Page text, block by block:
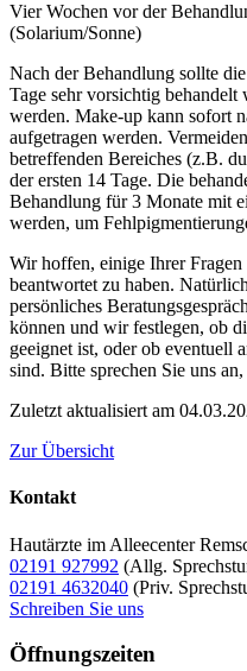
Vier Wochen vor der
(Solarium/Sonne)
Nach der Behandlung sollte
Tage sehr vorsichtig behandelt
werden. Make-up kann sofort
aufgetragen werden.
betreffenden Bereiches (z.B.
der ersten 14 Tage. Die
Behandlung für 3 Monate mit
werden, um
Wir hoffen, einige Ihrer
beantwortet zu haben.
persönliches
können und wir festlegen, ob
geeignet ist, oder ob eventuell
sind. Bitte sprechen Sie uns
Zuletzt aktualisiert am
Zur Übersicht
Kontakt
Hautärzte im Alleecenter
02191 927992 (Allg.
02191 4632040 (Priv.
Schreiben Sie uns
Öffnungszeiten